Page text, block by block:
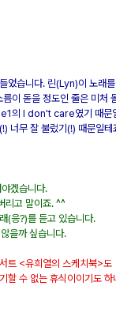
었습니다. 린(Lyn)이 노래
이 돋을 정도인 줄은 미처
의 I don't care였기 때문
너무 잘 불렀기(!) 때문일
겠습니다.
리고 말이죠. ^^
(응?)를 듣고 있습니다.
을까 싶습니다.
트 <유희열의 스케치북>도
할 수 없는 휴식이이기도 하